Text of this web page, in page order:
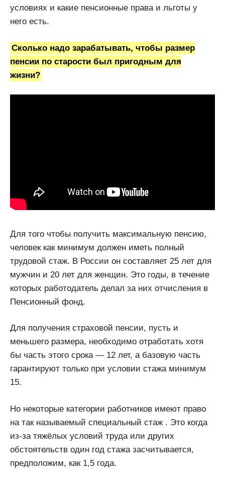
условиях и какие пенсионные права и льготы у
него есть.
Сколько надо зарабатывать, чтобы размер
пенсии по старости был пригодным для
жизни?
Для того чтобы получить максимальную пенсию,
человек как минимум должен иметь полный
трудовой стаж. В России он составляет 25 лет для
мужчин и 20 лет для женщин. Это годы, в течение
которых работодатель делал за них отчисления в
Пенсионный фонд.
Для получения страховой пенсии, пусть и
меньшего размера, необходимо отработать хотя
бы часть этого срока — 12 лет, а базовую часть
гарантируют только при условии стажа минимум
15.
Но некоторые категории работников имеют право
на так называемый специальный стаж . Это когда
из-за тяжёлых условий труда или других
обстоятельств один год стажа засчитывается,
предположим, как 1,5 года.